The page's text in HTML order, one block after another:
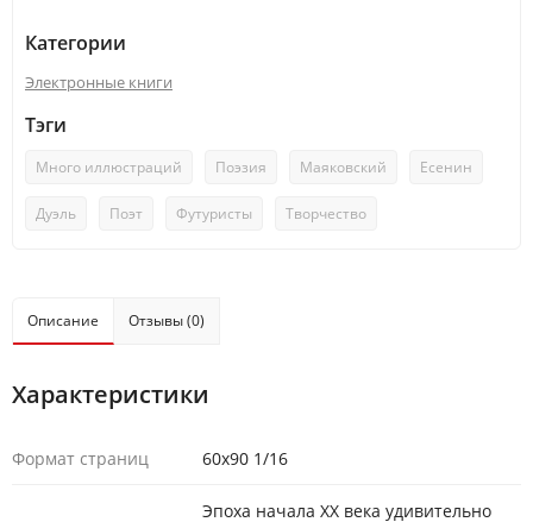
Категории
Электронные книги
Тэги
Много иллюстраций Поэзия Маяковский Есенин
Дуэль Поэт Футуристы Творчество
Описание Отзывы (0)
Характеристики
Формат страниц 60х90 1/16
Эпоха начала XX века удивительно